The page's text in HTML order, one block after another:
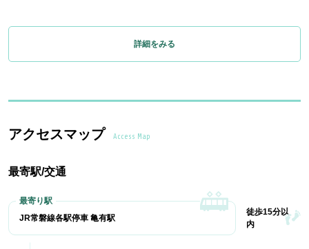
詳細をみる
アクセスマップ Access Map
最寄駅/交通
JR常磐線各駅停車 亀有駅
徒歩15分以
内